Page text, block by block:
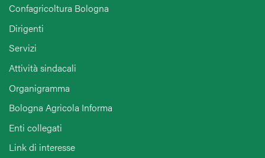
Confagricoltura Bologna
Dirigenti
Servizi
Attività sindacali
Organigramma
Bologna Agricola Informa
Enti collegati
Link di interesse